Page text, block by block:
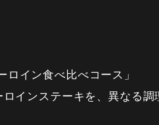
イン食べ比べコース」
インステーキを、異なる